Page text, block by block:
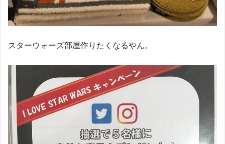
スターウォーズ部屋作りたくなるやん。